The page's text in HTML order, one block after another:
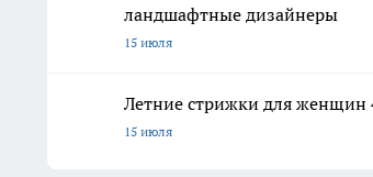
ландшафтные дизайнеры
15 июля
Летние стрижки для женщин
15 июля